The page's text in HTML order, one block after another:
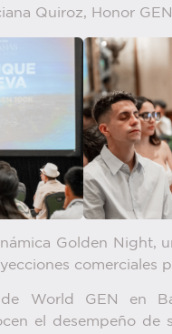
Quiroz, Honor
Golden Night,
comerciales
World GEN en
el desempeño de